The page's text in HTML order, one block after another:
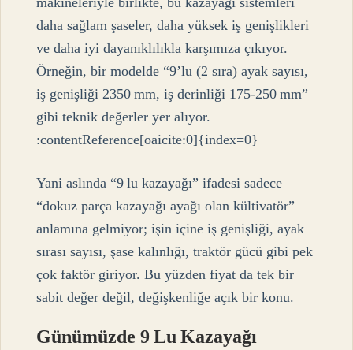
daha sağlam şaseler, daha yüksek iş genişlikleri
ve daha iyi dayanıklılıkla karşımıza çıkıyor.
Örneğin, bir modelde “9’lu (2 sıra) ayak sayısı,
iş genişliği 2350 mm, iş derinliği 175‑250 mm”
gibi teknik değerler yer alıyor.
:contentReference[oaicite:0]{index=0}
Yani aslında “9 lu kazayağı” ifadesi sadece
“dokuz parça kazayağı ayağı olan kültivatör”
anlamına gelmiyor; işin içine iş genişliği, ayak
sırası sayısı, şase kalınlığı, traktör gücü gibi pek
çok faktör giriyor. Bu yüzden fiyat da tek bir
sabit değer değil, değişkenliğe açık bir konu.
Günümüzde 9 Lu Kazayağı